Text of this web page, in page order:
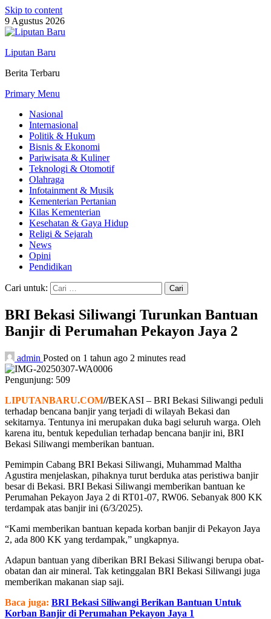
Skip to content
9 Agustus 2026
Liputan Baru
Berita Terbaru
Primary Menu
Nasional
Internasional
Politik & Hukum
Bisnis & Ekonomi
Pariwisata & Kuliner
Teknologi & Otomotif
Olahraga
Infotainment & Musik
Kementerian Pertanian
Kilas Kementerian
Kesehatan & Gaya Hidup
Religi & Sejarah
News
Opini
Pendidikan
Cari untuk:
BRI Bekasi Siliwangi Turunkan Bantuan
Banjir di Perumahan Pekayon Jaya 2
admin Posted on 1 tahun ago 2 minutes read
Pengunjung: 509
LIPUTANBARU.COM//BEKASI – BRI Bekasi Siliwangi peduli
terhadap bencana banjir yang terjadi di wilayah Bekasi dan
sekitarnya. Tentunya ini merupakan duka bagi seluruh warga. Oleh
karena itu, bentuk kepedulian terhadap bencana banjir ini, BRI
Bekasi Siliwangi memberikan bantuan.
Pemimpin Cabang BRI Bekasi Siliwangi, Muhammad Maltha
Agustira menjelaskan, pihaknya turut berduka atas peristiwa banjir
besar di Bekasi. BRI Bekasi Siliwangi memberikan bantuan ke
Perumahan Pekayon Jaya 2 di RT01-07, RW06. Sebanyak 800 KK
terdampak atas banjir ini (6/3/2025).
“Kami memberikan bantuan kepada korban banjir di Pekayon Jaya
2, ada 800 KK yang terdampak,” ungkapnya.
Adapun bantuan yang diberikan BRI Bekasi Siliwangi berupa obat-
obatan dan air mineral. Tak ketinggalan BRI Bekasi Siliwangi juga
memberikan makanan siap saji.
Baca juga: BRI Bekasi Siliwangi Berikan Bantuan Untuk
Korban Banjir di Perumahan Pekayon Jaya 1